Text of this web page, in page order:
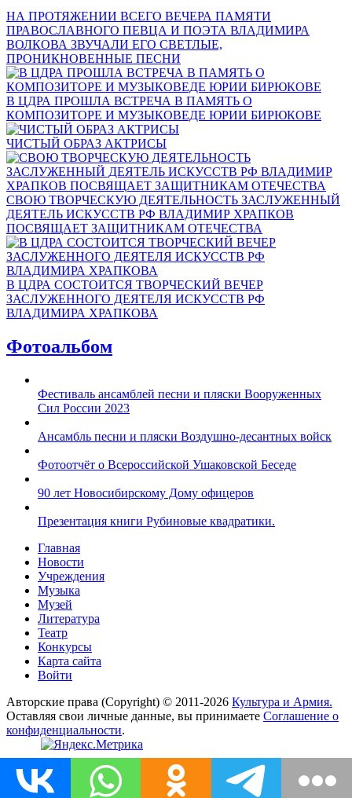
НА ПРОТЯЖЕНИИ ВСЕГО ВЕЧЕРА ПАМЯТИ
ПРАВОСЛАВНОГО ПЕВЦА И ПОЭТА ВЛАДИМИРА
ВОЛКОВА ЗВУЧАЛИ ЕГО СВЕТЛЫЕ,
ПРОНИКНОВЕННЫЕ ПЕСНИ
В ЦДРА ПРОШЛА ВСТРЕЧА В ПАМЯТЬ О
КОМПОЗИТОРЕ И МУЗЫКОВЕДЕ ЮРИИ БИРЮКОВЕ
ЧИСТЫЙ ОБРАЗ АКТРИСЫ
СВОЮ ТВОРЧЕСКУЮ ДЕЯТЕЛЬНОСТЬ ЗАСЛУЖЕННЫЙ
ДЕЯТЕЛЬ ИСКУССТВ РФ ВЛАДИМИР ХРАПКОВ
ПОСВЯЩАЕТ ЗАЩИТНИКАМ ОТЕЧЕСТВА
В ЦДРА СОСТОИТСЯ ТВОРЧЕСКИЙ ВЕЧЕР
ЗАСЛУЖЕННОГО ДЕЯТЕЛЯ ИСКУССТВ РФ
ВЛАДИМИРА ХРАПКОВА
Фотоальбом
Фестиваль ансамблей песни и пляски Вооруженных
Сил России 2023
Ансамбль песни и пляски Воздушно-десантных войск
Фотоотчёт о Всероссийской Ушаковской Беседе
90 лет Новосибирскому Дому офицеров
Презентация книги Рубиновые квадратики.
Главная
Новости
Учреждения
Музыка
Музей
Литература
Театр
Конкурсы
Карта сайта
Войти
Авторские права (Copyright) © 2011-2026 Культура и Армия.
Оставляя свои личные данные, вы принимаете Соглашение о
конфиденциальности.